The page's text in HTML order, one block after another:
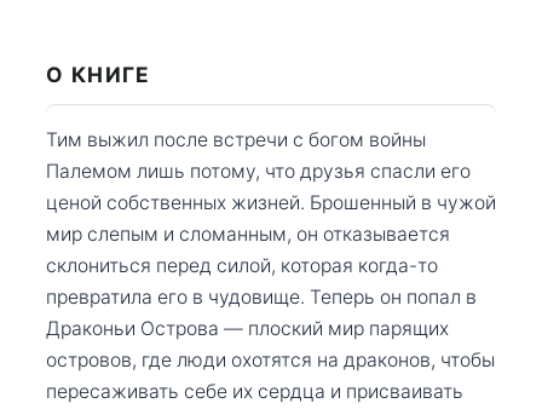
О КНИГЕ
Тим выжил после встречи с богом войны
Палемом лишь потому, что друзья спасли его
ценой собственных жизней. Брошенный в чужой
мир слепым и сломанным, он отказывается
склониться перед силой, которая когда-то
превратила его в чудовище. Теперь он попал в
Драконьи Острова — плоский мир парящих
островов, где люди охотятся на драконов, чтобы
пересаживать себе их сердца и присваивать